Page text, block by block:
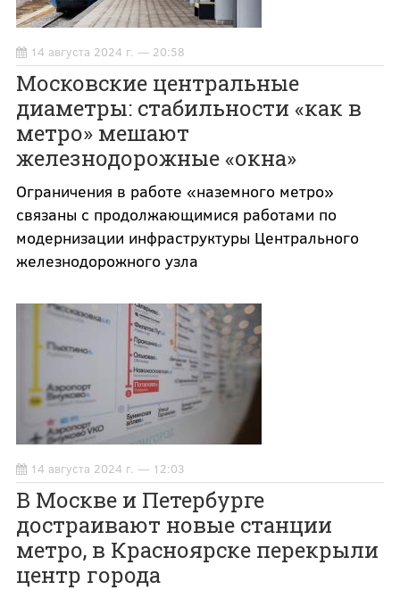
14 августа 2024 г. — 20:58
Московские центральные
диаметры: стабильности «как в
метро» мешают
железнодорожные «окна»
Ограничения в работе «наземного метро»
связаны с продолжающимися работами по
модернизации инфраструктуры Центрального
железнодорожного узла
14 августа 2024 г. — 12:03
В Москве и Петербурге
достраивают новые станции
метро, в Красноярске перекрыли
центр города